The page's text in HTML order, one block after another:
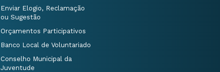
Enviar Elogio, Reclamação
ou Sugestão
Orçamentos Participativos
Banco Local de Voluntariado
Conselho Municipal da
Juventude